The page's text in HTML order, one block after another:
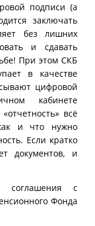
подписи (а
заключать
без лишних
и сдавать
При этом СКБ
в качестве
цифровой
кабинете
всё
и что нужно
Если кратко
документов, и
соглашения с
Фонда